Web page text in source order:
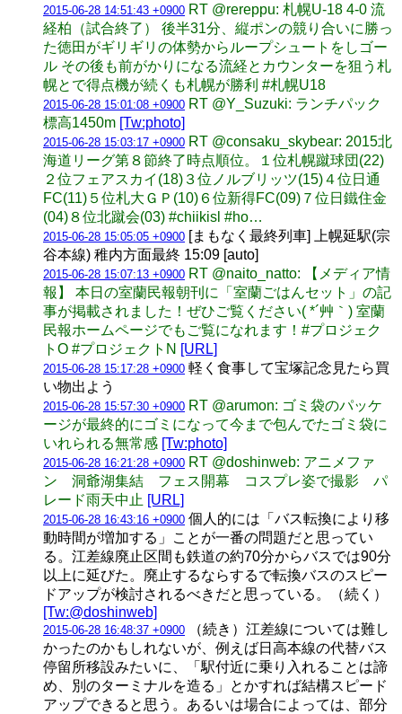
2015-06-28 14:51:43 +0900 RT @rereppu: 札幌U-18 4-0 流
経柏（試合終了） 後半31分、縦ポンの競り合いに勝っ
た徳田がギリギリの体勢からループシュートをしゴー
ル その後も前がかりになる流経とカウンターを狙う札
幌とで得点機が続くも札幌が勝利 #札幌U18
2015-06-28 15:01:08 +0900 RT @Y_Suzuki: ランチパック
標高1450m [Tw:photo]
2015-06-28 15:03:17 +0900 RT @consaku_skybear: 2015北
海道リーグ第８節終了時点順位。１位札幌蹴球団(22)
２位フェアスカイ(18)３位ノルブリッツ(15)４位日通
FC(11)５位札大ＧＰ(10)６位新得FC(09)７位日鐵住金
(04)８位北蹴会(03) #chiikisl #ho…
2015-06-28 15:05:05 +0900 [まもなく最終列車] 上幌延駅(宗
谷本線) 稚内方面最終 15:09 [auto]
2015-06-28 15:07:13 +0900 RT @naito_natto: 【メディア情
報】 本日の室蘭民報朝刊に「室蘭ごはんセット」の記
事が掲載されました！ぜひご覧ください( *´艸｀) 室蘭
民報ホームページでもご覧になれます！#プロジェク
トO #プロジェクトN [URL]
2015-06-28 15:17:28 +0900 軽く食事して宝塚記念見たら買
い物出よう
2015-06-28 15:57:30 +0900 RT @arumon: ゴミ袋のパッケ
ージが最終的にゴミになって今まで包んでたゴミ袋に
いれられる無常感 [Tw:photo]
2015-06-28 16:21:28 +0900 RT @doshinweb: アニメファ
ン 洞爺湖集結 フェス開幕 コスプレ姿で撮影 パ
レード雨天中止 [URL]
2015-06-28 16:43:16 +0900 個人的には「バス転換により移
動時間が増加する」ことが一番の問題だと思ってい
る。江差線廃止区間も鉄道の約70分からバスでは90分
以上に延びた。廃止するならするで転換バスのスピー
ドアップが検討されるべきだと思っている。（続く）
[Tw:@doshinweb]
2015-06-28 16:48:37 +0900 （続き）江差線については難し
かったのかもしれないが、例えば日高本線の代替バス
停留所移設みたいに、「駅付近に乗り入れることは諦
め、別のターミナルを造る」とかすれば結構スピード
アップできると思う。あるいは場合によっては、部分